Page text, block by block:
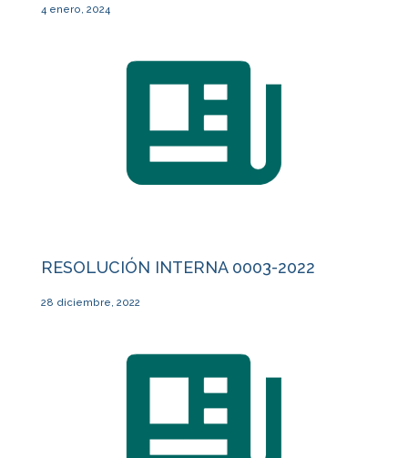
4 enero, 2024
RESOLUCIÓN INTERNA 0003-2022
28 diciembre, 2022